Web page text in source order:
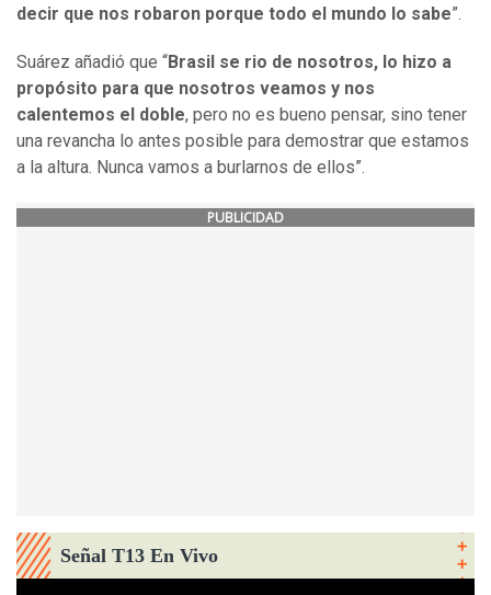
decir que nos robaron porque todo el mundo lo sabe”.
Suárez añadió que “Brasil se rio de nosotros, lo hizo a
propósito para que nosotros veamos y nos
calentemos el doble, pero no es bueno pensar, sino tener
una revancha lo antes posible para demostrar que estamos
a la altura. Nunca vamos a burlarnos de ellos”.
PUBLICIDAD
Señal T13 En Vivo